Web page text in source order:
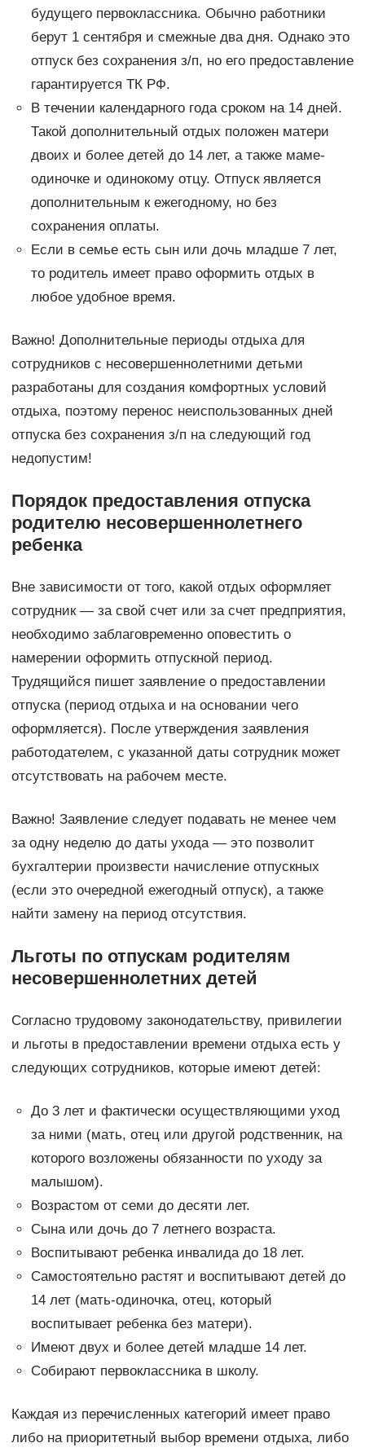
будущего первоклассника. Обычно работники
берут 1 сентября и смежные два дня. Однако это
отпуск без сохранения з/п, но его предоставление
гарантируется ТК РФ.
В течении календарного года сроком на 14 дней.
Такой дополнительный отдых положен матери
двоих и более детей до 14 лет, а также маме-
одиночке и одинокому отцу. Отпуск является
дополнительным к ежегодному, но без
сохранения оплаты.
Если в семье есть сын или дочь младше 7 лет,
то родитель имеет право оформить отдых в
любое удобное время.
Важно! Дополнительные периоды отдыха для
сотрудников с несовершеннолетними детьми
разработаны для создания комфортных условий
отдыха, поэтому перенос неиспользованных дней
отпуска без сохранения з/п на следующий год
недопустим!
Порядок предоставления отпуска
родителю несовершеннолетнего
ребенка
Вне зависимости от того, какой отдых оформляет
сотрудник — за свой счет или за счет предприятия,
необходимо заблаговременно оповестить о
намерении оформить отпускной период.
Трудящийся пишет заявление о предоставлении
отпуска (период отдыха и на основании чего
оформляется). После утверждения заявления
работодателем, с указанной даты сотрудник может
отсутствовать на рабочем месте.
Важно! Заявление следует подавать не менее чем
за одну неделю до даты ухода — это позволит
бухгалтерии произвести начисление отпускных
(если это очередной ежегодный отпуск), а также
найти замену на период отсутствия.
Льготы по отпускам родителям
несовершеннолетних детей
Согласно трудовому законодательству, привилегии
и льготы в предоставлении времени отдыха есть у
следующих сотрудников, которые имеют детей:
До 3 лет и фактически осуществляющими уход
за ними (мать, отец или другой родственник, на
которого возложены обязанности по уходу за
малышом).
Возрастом от семи до десяти лет.
Сына или дочь до 7 летнего возраста.
Воспитывают ребенка инвалида до 18 лет.
Самостоятельно растят и воспитывают детей до
14 лет (мать-одиночка, отец, который
воспитывает ребенка без матери).
Имеют двух и более детей младше 14 лет.
Собирают первоклассника в школу.
Каждая из перечисленных категорий имеет право
либо на приоритетный выбор времени отдыха, либо